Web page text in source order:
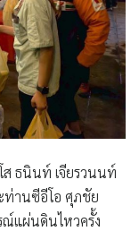
ส ธนินท์ เจียรวนนท์
ท่านซีอีโอ ศุภชัย
ณ์แผ่นดินไหวครั้ง